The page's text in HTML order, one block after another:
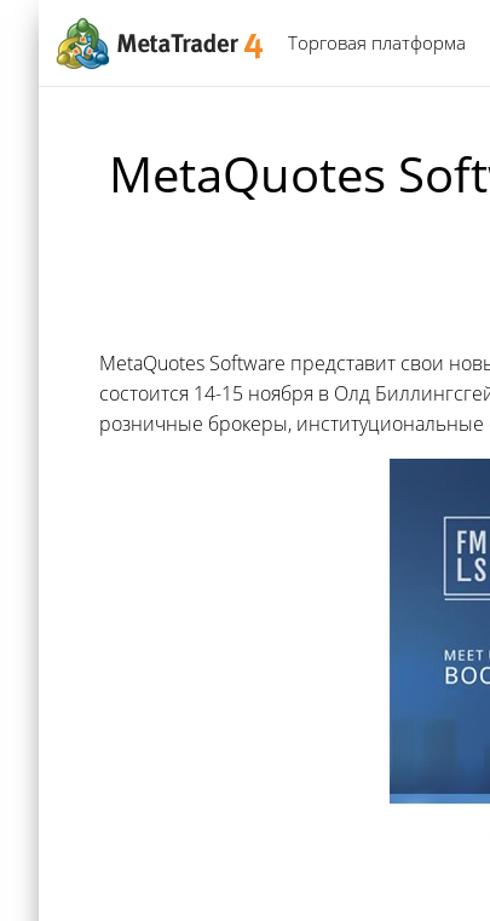
Торговая платформа
MetaQuotes
MetaQuotes Software представит свои
состоится 14-15 ноября в Олд
розничные брокеры,